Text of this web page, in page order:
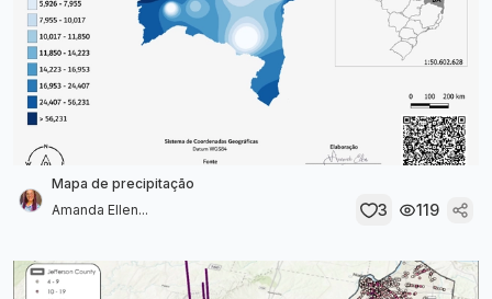
Mapa de precipitação
Amanda Ellen...
3 119